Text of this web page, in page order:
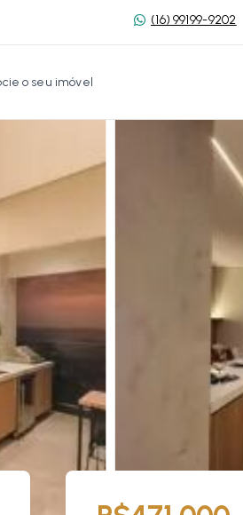
(16) 99199-9202
o seu imóvel